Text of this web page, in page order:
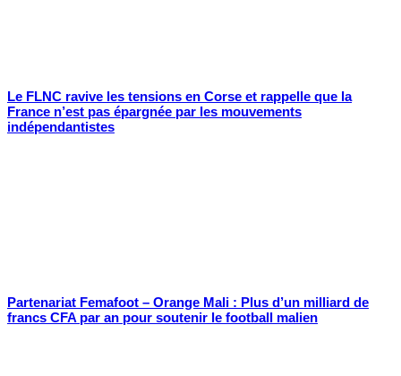
Le FLNC ravive les tensions en Corse et rappelle que la
France n’est pas épargnée par les mouvements
indépendantistes
Partenariat Femafoot – Orange Mali : Plus d’un milliard de
francs CFA par an pour soutenir le football malien